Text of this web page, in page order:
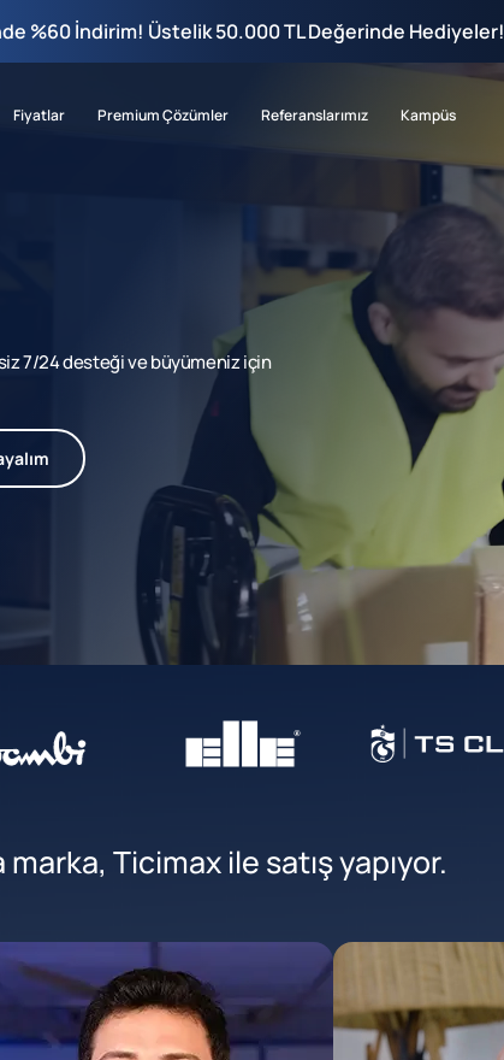
%60 İndirim! Üstelik 50.000 TL Değerinde Hediyeler!
Fiyatlar Premium Çözümler Referanslarımız Kampüs
7/24 desteği ve büyümeniz için
Ticimax ile satış yapıyor.